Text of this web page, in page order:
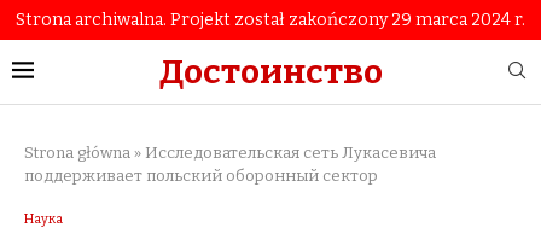
Strona archiwalna. Projekt został zakończony 29 marca 2024 r.
Достоинство
Strona główna » Исследовательская сеть Лукасевича
поддерживает польский оборонный сектор
Наука